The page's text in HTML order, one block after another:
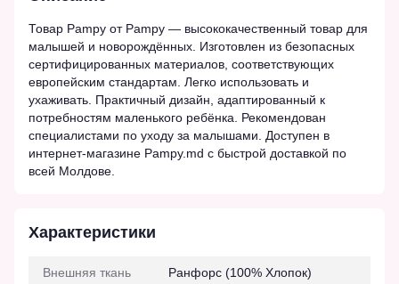
Товар Pampy от Pampy — высококачественный товар для
малышей и новорождённых. Изготовлен из безопасных
сертифицированных материалов, соответствующих
европейским стандартам. Легко использовать и
ухаживать. Практичный дизайн, адаптированный к
потребностям маленького ребёнка. Рекомендован
специалистами по уходу за малышами. Доступен в
интернет-магазине Pampy.md с быстрой доставкой по
всей Молдове.
Характеристики
Внешняя ткань Ранфорс (100% Хлопок)